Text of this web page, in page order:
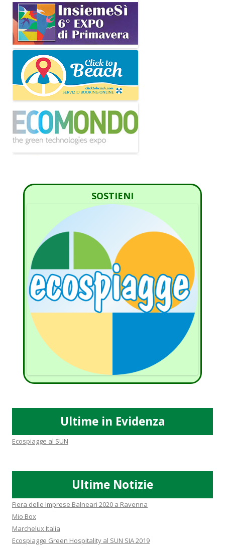
SOSTIENI
Ultime in Evidenza
Ecospiagge al SUN
Ultime Notizie
Fiera delle Imprese Balneari 2020 a Ravenna
Mio Box
Marchelux Italia
Ecospiagge Green Hospitality al SUN SIA 2019